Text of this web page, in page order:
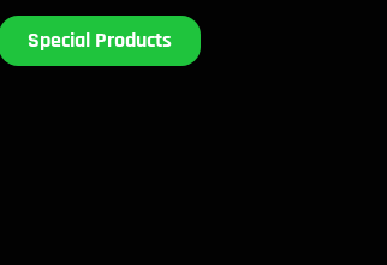
Special Products